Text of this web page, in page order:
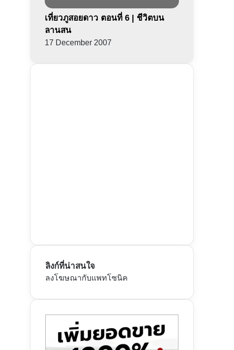
เที่ยวภูสอยดาว ตอนที่ 6 | ชีวิตบน
ลานสน
17 December 2007
ลิงก์ที่น่าสนใจ
ลงโฆษณากับแพทโซนิค